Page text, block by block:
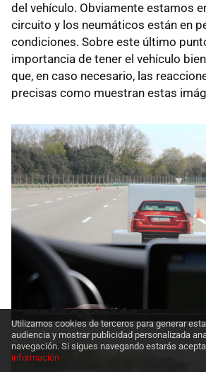
del vehículo. Obviamente estamos
circuito y los neumáticos están en
condiciones. Sobre este último
importancia de tener el vehículo
que, en caso necesario, las
precisas como muestran estas
Utilizamos cookies de terceros para generar
audiencia y mostrar publicidad personalizada
navegación. Si sigues navegando estarás
información